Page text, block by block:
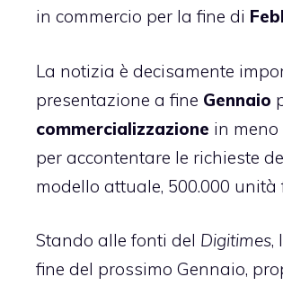
in commercio per la fine di
La notizia è decisamente
presentazione a fine Gennaio
commercializzazione in
per accontentare le richieste
modello attuale, 500.000
Stando alle fonti del Digitimes,
fine del prossimo Gennaio,